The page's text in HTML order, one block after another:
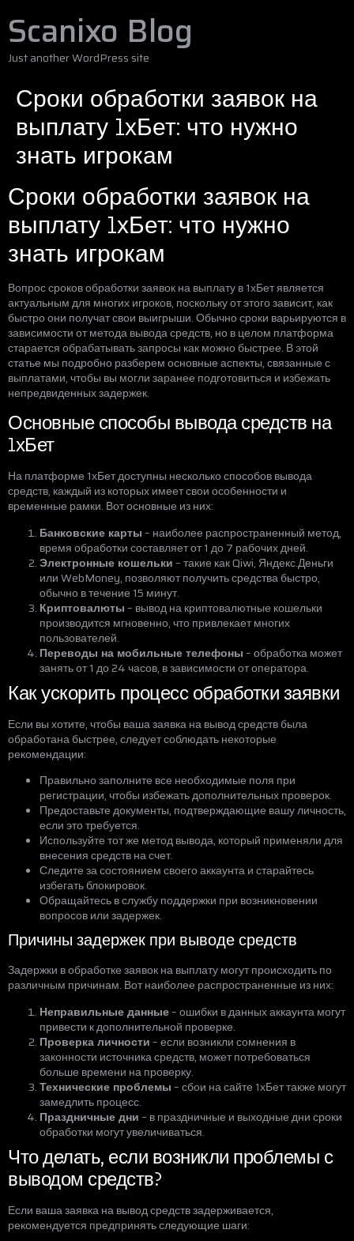
Scanixo Blog
Just another WordPress site
Сроки обработки заявок на
выплату 1хБет: что нужно
знать игрокам
Сроки обработки заявок на
выплату 1хБет: что нужно
знать игрокам
Вопрос сроков обработки заявок на выплату в 1хБет является
актуальным для многих игроков, поскольку от этого зависит, как
быстро они получат свои выигрыши. Обычно сроки варьируются в
зависимости от метода вывода средств, но в целом платформа
старается обрабатывать запросы как можно быстрее. В этой
статье мы подробно разберем основные аспекты, связанные с
выплатами, чтобы вы могли заранее подготовиться и избежать
непредвиденных задержек.
Основные способы вывода средств на
1хБет
На платформе 1хБет доступны несколько способов вывода
средств, каждый из которых имеет свои особенности и
временные рамки. Вот основные из них:
Банковские карты– наиболее распространенный метод,
время обработки составляет от 1 до 7 рабочих дней.
Электронные кошельки– такие как Qiwi, Яндекс.Деньги
или WebMoney, позволяют получить средства быстро,
обычно в течение 15 минут.
Криптовалюты– вывод на криптовалютные кошельки
производится мгновенно, что привлекает многих
пользователей.
Переводы на мобильные телефоны– обработка может
занять от 1 до 24 часов, в зависимости от оператора.
Как ускорить процесс обработки заявки
Если вы хотите, чтобы ваша заявка на вывод средств была
обработана быстрее, следует соблюдать некоторые
рекомендации:
Правильно заполните все необходимые поля при
регистрации, чтобы избежать дополнительных проверок.
Предоставьте документы, подтверждающие вашу личность,
если это требуется.
Используйте тот же метод вывода, который применяли для
внесения средств на счет.
Следите за состоянием своего аккаунта и старайтесь
избегать блокировок.
Обращайтесь в службу поддержки при возникновении
вопросов или задержек.
Причины задержек при выводе средств
Задержки в обработке заявок на выплату могут происходить по
различным причинам. Вот наиболее распространенные из них:
Неправильные данные– ошибки в данных аккаунта могут
привести к дополнительной проверке.
Проверка личности– если возникли сомнения в
законности источника средств, может потребоваться
больше времени на проверку.
Технические проблемы– сбои на сайте 1хБет также могут
замедлить процесс.
Праздничные дни– в праздничные и выходные дни сроки
обработки могут увеличиваться.
Что делать, если возникли проблемы с
выводом средств?
Если ваша заявка на вывод средств задерживается,
рекомендуется предпринять следующие шаги: